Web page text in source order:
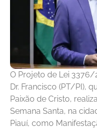
O Projeto de Lei
Dr. Francisco (PT/PI),
Paixão de Cristo,
Semana Santa, na
Piauí, como